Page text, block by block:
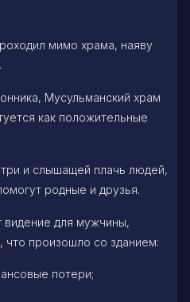
мимо храма, наяву
Мусульманский храм
как положительные
и слышащей плачь людей,
родные и друзья.
видение для мужчины,
что произошло со зданием:
потери;